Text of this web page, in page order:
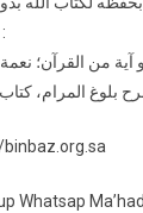
الجواب :
Whatsap